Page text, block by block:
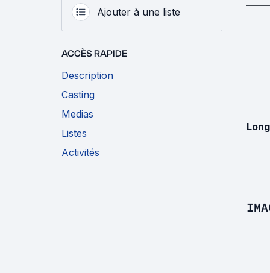
Ajouter à une liste
ACCÈS RAPIDE
Description
Casting
Medias
Listes
Activités